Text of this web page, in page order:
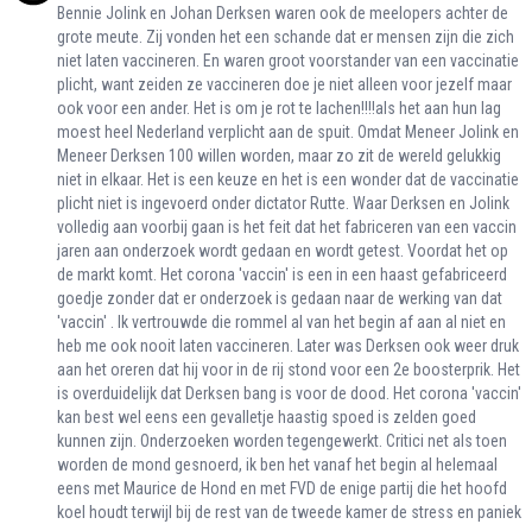
Bennie Jolink en Johan Derksen waren ook de meelopers achter de
grote meute. Zij vonden het een schande dat er mensen zijn die zich
niet laten vaccineren. En waren groot voorstander van een vaccinatie
plicht, want zeiden ze vaccineren doe je niet alleen voor jezelf maar
ook voor een ander. Het is om je rot te lachen!!!!als het aan hun lag
moest heel Nederland verplicht aan de spuit. Omdat Meneer Jolink en
Meneer Derksen 100 willen worden, maar zo zit de wereld gelukkig
niet in elkaar. Het is een keuze en het is een wonder dat de vaccinatie
plicht niet is ingevoerd onder dictator Rutte. Waar Derksen en Jolink
volledig aan voorbij gaan is het feit dat het fabriceren van een vaccin
jaren aan onderzoek wordt gedaan en wordt getest. Voordat het op
de markt komt. Het corona 'vaccin' is een in een haast gefabriceerd
goedje zonder dat er onderzoek is gedaan naar de werking van dat
'vaccin' . Ik vertrouwde die rommel al van het begin af aan al niet en
heb me ook nooit laten vaccineren. Later was Derksen ook weer druk
aan het oreren dat hij voor in de rij stond voor een 2e boosterprik. Het
is overduidelijk dat Derksen bang is voor de dood. Het corona 'vaccin'
kan best wel eens een gevalletje haastig spoed is zelden goed
kunnen zijn. Onderzoeken worden tegengewerkt. Critici net als toen
worden de mond gesnoerd, ik ben het vanaf het begin al helemaal
eens met Maurice de Hond en met FVD de enige partij die het hoofd
koel houdt terwijl bij de rest van de tweede kamer de stress en paniek